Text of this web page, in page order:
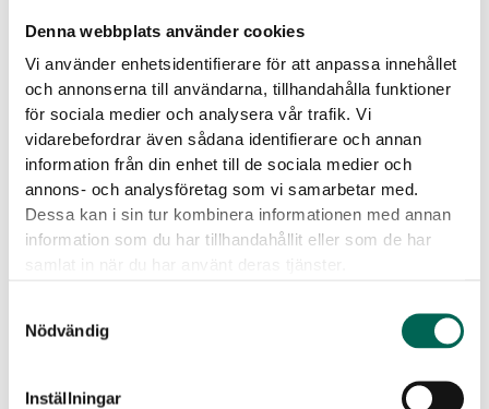
Denna webbplats använder cookies
Vi använder enhetsidentifierare för att anpassa innehållet
och annonserna till användarna, tillhandahålla funktioner
för sociala medier och analysera vår trafik. Vi
vidarebefordrar även sådana identifierare och annan
information från din enhet till de sociala medier och
annons- och analysföretag som vi samarbetar med.
Dessa kan i sin tur kombinera informationen med annan
information som du har tillhandahållit eller som de har
samlat in när du har använt deras tjänster.
Nödvändig
Inställningar
ECOSUND® INDUSTRY
Väggabsorbent
ECOSUND® TILL